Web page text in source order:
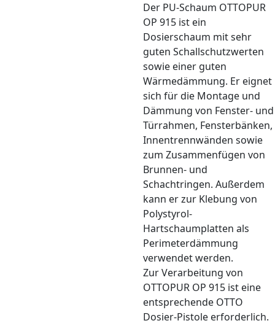
Der PU-Schaum OTTOPUR
OP 915 ist ein
Dosierschaum mit sehr
guten Schallschutzwerten
sowie einer guten
Wärmedämmung. Er eignet
sich für die Montage und
Dämmung von Fenster- und
Türrahmen, Fensterbänken,
Innentrennwänden sowie
zum Zusammenfügen von
Brunnen- und
Schachtringen. Außerdem
kann er zur Klebung von
Polystyrol-
Hartschaumplatten als
Perimeterdämmung
verwendet werden.
Zur Verarbeitung von
OTTOPUR OP 915 ist eine
entsprechende OTTO
Dosier-Pistole erforderlich.